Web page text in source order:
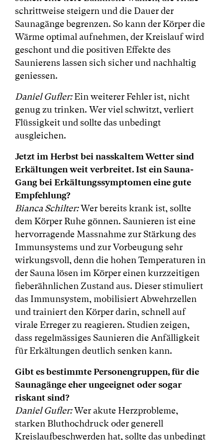
schrittweise steigern und die Dauer der
Saunagänge begrenzen. So kann der Körper die
Wärme optimal aufnehmen, der Kreislauf wird
geschont und die positiven Effekte des
Saunierens lassen sich sicher und nachhaltig
geniessen.
Daniel Gufler:Ein weiterer Fehler ist, nicht
genug zu trinken. Wer viel schwitzt, verliert
Flüssigkeit und sollte das unbedingt
ausgleichen.
Jetzt im Herbst bei nasskaltem Wetter sind
Erkältungen weit verbreitet. Ist ein Sauna-
Gang bei Erkältungssymptomen eine gute
Empfehlung?
Bianca Schilter:Wer bereits krank ist, sollte
dem Körper Ruhe gönnen. Saunieren ist eine
hervorragende Massnahme zur Stärkung des
Immunsystems und zur Vorbeugung sehr
wirkungsvoll, denn die hohen Temperaturen in
der Sauna lösen im Körper einen kurzzeitigen
fieberähnlichen Zustand aus. Dieser stimuliert
das Immunsystem, mobilisiert Abwehrzellen
und trainiert den Körper darin, schnell auf
virale Erreger zu reagieren. Studien zeigen,
dass regelmässiges Saunieren die Anfälligkeit
für Erkältungen deutlich senken kann.
Gibt es bestimmte Personengruppen, für die
Saunagänge eher ungeeignet oder sogar
riskant sind?
Daniel Gufler:Wer akute Herzprobleme,
starken Bluthochdruck oder generell
Kreislaufbeschwerden hat, sollte das unbedingt